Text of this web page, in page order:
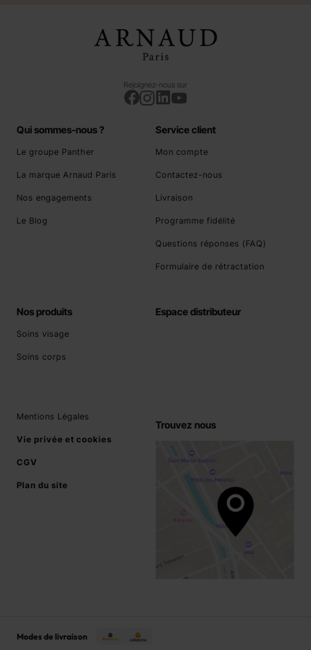
Rejoignez-nous sur
Qui sommes-nous ?
Le groupe Panther
La marque Arnaud Paris
Nos engagements
Le Blog
Nos produits
Soins visage
Soins corps
Service client
Mon compte
Contactez-nous
Livraison
Programme fidélité
Questions réponses (FAQ)
Formulaire de rétractation
Espace distributeur
Mentions Légales
Vie privée et cookies
CGV
Plan du site
Trouvez nous
Modes de livraison